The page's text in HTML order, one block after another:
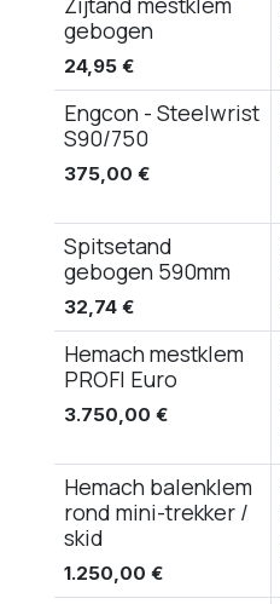
gebogen
24,95 €
Engcon - Steelwrist
S90/750
375,00 €
Spitsetand
gebogen 590mm
32,74 €
Hemach mestklem
PROFI Euro
3.750,00 €
Hemach balenklem
rond mini-trekker /
skid
1.250,00 €